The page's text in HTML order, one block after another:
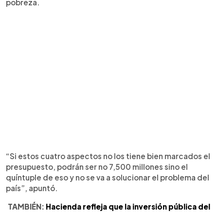
pobreza.
“Si estos cuatro aspectos no los tiene bien marcados el
presupuesto, podrán ser no 7,500 millones sino el
quíntuple de eso y no se va a solucionar el problema del
país”, apuntó.
TAMBIÉN: Hacienda refleja que la inversión pública del